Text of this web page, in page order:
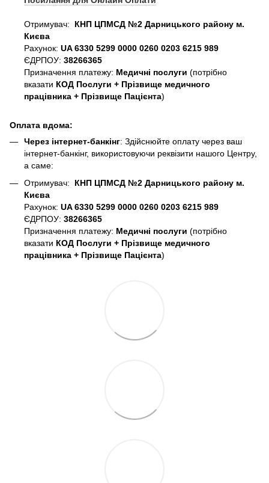
Отримувач:
КНП ЦПМСД №2 Дарницького району м.
Києва
Рахунок: UA 6330 5299 0000 0260 0203 6215 989
ЄДРПОУ: 38266365
Призначення платежу: Медичні послуги (потрібно
вказати КОД Послуги + Прізвище медичного
працівника + Прізвище Пацієнта)
Оплата вдома:
Через інтернет-банкінг: Здійснюйте оплату через ваш
інтернет-банкінг, використовуючи реквізити нашого Центру,
а саме:
Отримувач:
КНП ЦПМСД №2 Дарницького району м.
Києва
Рахунок: UA 6330 5299 0000 0260 0203 6215 989
ЄДРПОУ: 38266365
Призначення платежу: Медичні послуги (потрібно
вказати КОД Послуги + Прізвище медичного
працівника + Прізвище Пацієнта)